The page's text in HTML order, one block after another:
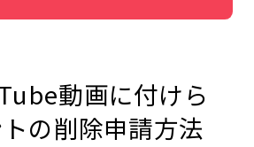
動画に付けら
の削除申請方法